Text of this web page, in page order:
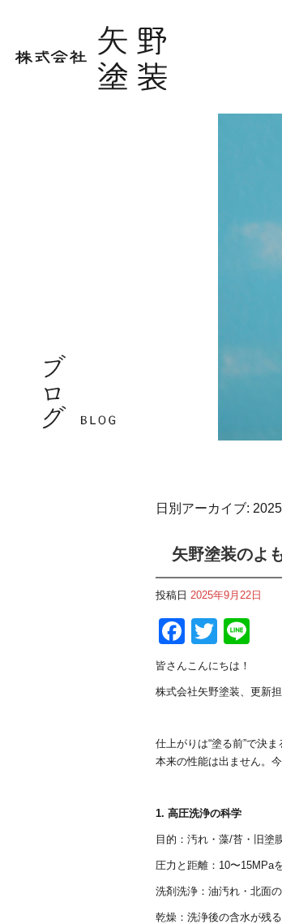
日別アーカイブ:
矢野塗装のよ
投稿日 2025年9月22日
F
a
c
b
o
k
T
wi
tt
e
皆さんこんにちは！
株式会社矢野塗装、更新担
仕上がりは“塗る前”で決
本来の性能は出ません。
1. 高圧洗浄の科学
目的：汚れ・藻/苔・旧塗
圧力と距離：10〜15MPa
洗剤洗浄：油汚れ・北面
乾燥：洗浄後の含水が残